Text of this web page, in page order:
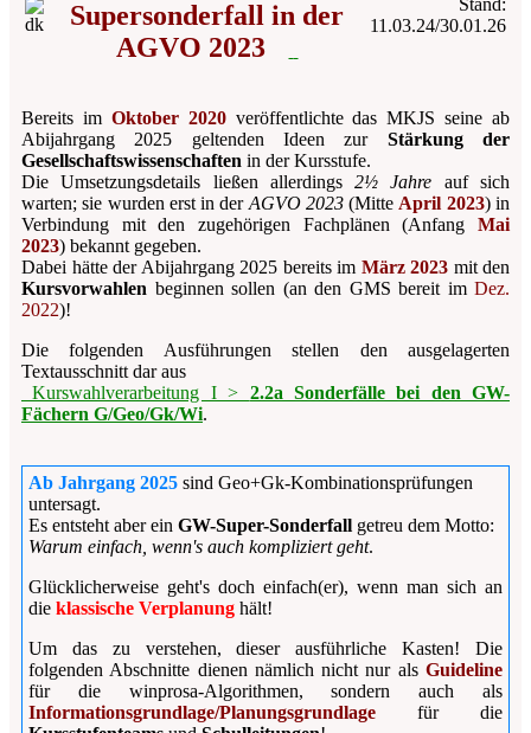
Supersonderfall in der
AGVO 2023
11.03.24/30.01.26
Bereits im Oktober 2020veröffentlichte das MKJS seine ab
Abijahrgang 2025 geltenden Ideen zur Stärkung der
Gesellschaftswissenschaften in der Kursstufe.
Die Umsetzungsdetails ließen allerdings2½ Jahre auf sich
warten; sie wurden erst in der AGVO 2023(Mitte April 2023) in
Verbindung mit den zugehörigen Fachplänen (Anfang Mai
2023) bekannt gegeben.
Dabei hätte der Abijahrgang 2025 bereits im März 2023 mit den
Kursvorwahlen beginnen sollen (an den GMS bereit im Dez.
2022)!
Die folgenden Ausführungen stellen den ausgelagerten
Textausschnitt dar aus
Kurswahlverarbeitung I > 2.2a Sonderfälle bei den GW-
Fächern G/Geo/Gk/Wi.
Ab Jahrgang 2025 sind Geo+Gk-Kombinationsprüfungen
untersagt.
Es entsteht aber ein GW-Super-Sonderfall getreu dem Motto:
Warum einfach, wenn's auch kompliziert geht.
Glücklicherweise geht's doch einfach(er), wenn man sich an
die klassische Verplanung hält!
Um das zu verstehen, dieser ausführliche Kasten! Die
folgenden Abschnitte dienen nämlich nicht nur als Guideline
für die winprosa-Algorithmen, sondern auch als
Informationsgrundlage/Planungsgrundlage für die